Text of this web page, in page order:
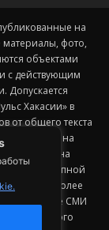
на
материалы, фото,
объектами
с действующим
Допускается
Хакасии» в
от общего текста
на
должна
быть доступной
более
на сайте СМИ
с письменного